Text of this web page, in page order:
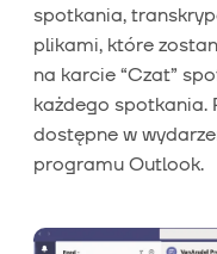
spotkania,
plikami, które
na karcie “Czat”
każdego spotkania.
dostępne w
programu Outlook.